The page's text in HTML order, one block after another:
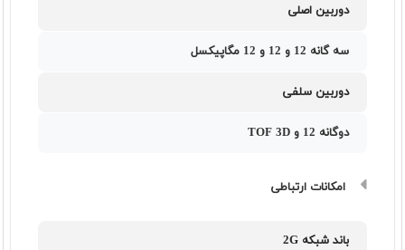
دوربین اصلی
سه گانه 12 و 12 و 12 مگاپیکسل
دوربین سلفی
دوگانه 12 و TOF 3D
امکانات ارتباطی
باند شبکه 2G